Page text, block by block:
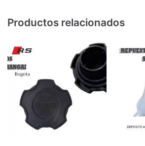
Productos relacionados